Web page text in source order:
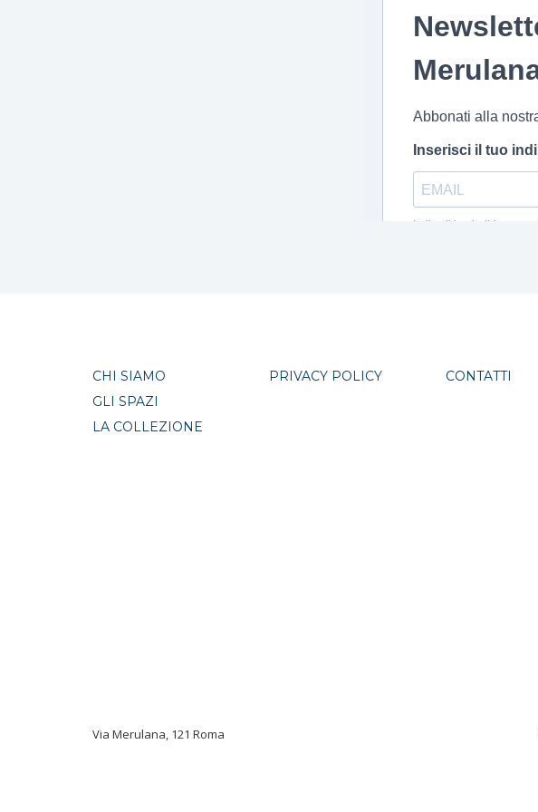
CHI SIAMO
GLI SPAZI
LA COLLEZIONE
PRIVACY POLICY CONTATTI
Via Merulana, 121 Roma